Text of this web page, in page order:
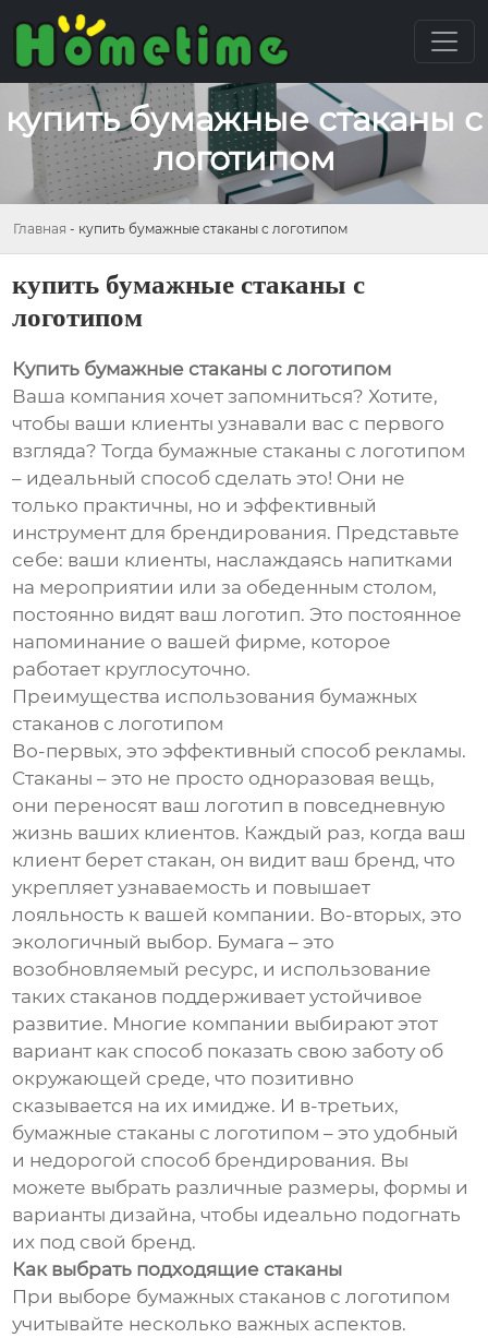
купить бумажные стаканы с
логотипом
Главная - купить бумажные стаканы с логотипом
купить бумажные стаканы с
логотипом
Купить бумажные стаканы с логотипом
Ваша компания хочет запомниться? Хотите,
чтобы ваши клиенты узнавали вас с первого
взгляда? Тогда бумажные стаканы с логотипом
– идеальный способ сделать это! Они не
только практичны, но и эффективный
инструмент для брендирования. Представьте
себе: ваши клиенты, наслаждаясь напитками
на мероприятии или за обеденным столом,
постоянно видят ваш логотип. Это постоянное
напоминание о вашей фирме, которое
работает круглосуточно.
Преимущества использования бумажных
стаканов с логотипом
Во-первых, это эффективный способ рекламы.
Стаканы – это не просто одноразовая вещь,
они переносят ваш логотип в повседневную
жизнь ваших клиентов. Каждый раз, когда ваш
клиент берет стакан, он видит ваш бренд, что
укрепляет узнаваемость и повышает
лояльность к вашей компании. Во-вторых, это
экологичный выбор. Бумага – это
возобновляемый ресурс, и использование
таких стаканов поддерживает устойчивое
развитие. Многие компании выбирают этот
вариант как способ показать свою заботу об
окружающей среде, что позитивно
сказывается на их имидже. И в-третьих,
бумажные стаканы с логотипом – это удобный
и недорогой способ брендирования. Вы
можете выбрать различные размеры, формы и
варианты дизайна, чтобы идеально подогнать
их под свой бренд.
Как выбрать подходящие стаканы
При выборе бумажных стаканов с логотипом
учитывайте несколько важных аспектов.